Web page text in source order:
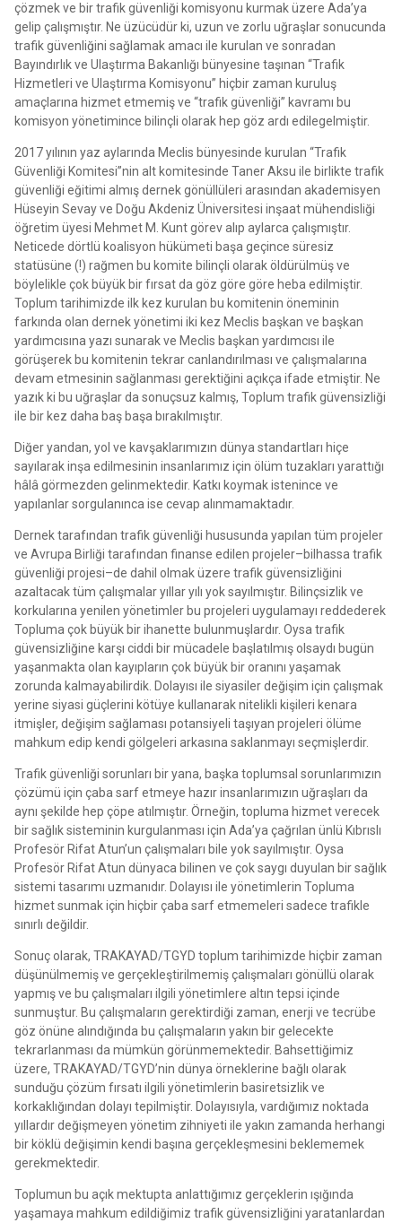
çözmek ve bir trafik güvenliği komisyonu kurmak üzere Ada’ya
gelip çalışmıştır. Ne üzücüdür ki, uzun ve zorlu uğraşlar sonucunda
trafik güvenliğini sağlamak amacı ile kurulan ve sonradan
Bayındırlık ve Ulaştırma Bakanlığı bünyesine taşınan “Trafik
Hizmetleri ve Ulaştırma Komisyonu” hiçbir zaman kuruluş
amaçlarına hizmet etmemiş ve “trafik güvenliği” kavramı bu
komisyon yönetimince bilinçli olarak hep göz ardı edilegelmiştir.
2017 yılının yaz aylarında Meclis bünyesinde kurulan “Trafik
Güvenliği Komitesi”nin alt komitesinde Taner Aksu ile birlikte trafik
güvenliği eğitimi almış dernek gönüllüleri arasından akademisyen
Hüseyin Sevay ve Doğu Akdeniz Üniversitesi inşaat mühendisliği
öğretim üyesi Mehmet M. Kunt görev alıp aylarca çalışmıştır.
Neticede dörtlü koalisyon hükümeti başa geçince süresiz
statüsüne (!) rağmen bu komite bilinçli olarak öldürülmüş ve
böylelikle çok büyük bir fırsat da göz göre göre heba edilmiştir.
Toplum tarihimizde ilk kez kurulan bu komitenin öneminin
farkında olan dernek yönetimi iki kez Meclis başkan ve başkan
yardımcısına yazı sunarak ve Meclis başkan yardımcısı ile
görüşerek bu komitenin tekrar canlandırılması ve çalışmalarına
devam etmesinin sağlanması gerektiğini açıkça ifade etmiştir. Ne
yazık ki bu uğraşlar da sonuçsuz kalmış, Toplum trafik güvensizliği
ile bir kez daha baş başa bırakılmıştır.
Diğer yandan, yol ve kavşaklarımızın dünya standartları hiçe
sayılarak inşa edilmesinin insanlarımız için ölüm tuzakları yarattığı
hâlâ görmezden gelinmektedir. Katkı koymak istenince ve
yapılanlar sorgulanınca ise cevap alınmamaktadır.
Dernek tarafından trafik güvenliği hususunda yapılan tüm projeler
ve Avrupa Birliği tarafından finanse edilen projeler–bilhassa trafik
güvenliği projesi–de dahil olmak üzere trafik güvensizliğini
azaltacak tüm çalışmalar yıllar yılı yok sayılmıştır. Bilinçsizlik ve
korkularına yenilen yönetimler bu projeleri uygulamayı reddederek
Topluma çok büyük bir ihanette bulunmuşlardır. Oysa trafik
güvensizliğine karşı ciddi bir mücadele başlatılmış olsaydı bugün
yaşanmakta olan kayıpların çok büyük bir oranını yaşamak
zorunda kalmayabilirdik. Dolayısı ile siyasiler değişim için çalışmak
yerine siyasi güçlerini kötüye kullanarak nitelikli kişileri kenara
itmişler, değişim sağlaması potansiyeli taşıyan projeleri ölüme
mahkum edip kendi gölgeleri arkasına saklanmayı seçmişlerdir.
Trafik güvenliği sorunları bir yana, başka toplumsal sorunlarımızın
çözümü için çaba sarf etmeye hazır insanlarımızın uğraşları da
aynı şekilde hep çöpe atılmıştır. Örneğin, topluma hizmet verecek
bir sağlık sisteminin kurgulanması için Ada’ya çağrılan ünlü Kıbrıslı
Profesör Rifat Atun’un çalışmaları bile yok sayılmıştır. Oysa
Profesör Rifat Atun dünyaca bilinen ve çok saygı duyulan bir sağlık
sistemi tasarımı uzmanıdır. Dolayısı ile yönetimlerin Topluma
hizmet sunmak için hiçbir çaba sarf etmemeleri sadece trafikle
sınırlı değildir.
Sonuç olarak, TRAKAYAD/TGYD toplum tarihimizde hiçbir zaman
düşünülmemiş ve gerçekleştirilmemiş çalışmaları gönüllü olarak
yapmış ve bu çalışmaları ilgili yönetimlere altın tepsi içinde
sunmuştur. Bu çalışmaların gerektirdiği zaman, enerji ve tecrübe
göz önüne alındığında bu çalışmaların yakın bir gelecekte
tekrarlanması da mümkün görünmemektedir. Bahsettiğimiz
üzere, TRAKAYAD/TGYD’nin dünya örneklerine bağlı olarak
sunduğu çözüm fırsatı ilgili yönetimlerin basiretsizlik ve
korkaklığından dolayı tepilmiştir. Dolayısıyla, vardığımız noktada
yıllardır değişmeyen yönetim zihniyeti ile yakın zamanda herhangi
bir köklü değişimin kendi başına gerçekleşmesini beklememek
gerekmektedir.
Toplumun bu açık mektupta anlattığımız gerçeklerin ışığında
yaşamaya mahkum edildiğimiz trafik güvensizliğini yaratanlardan